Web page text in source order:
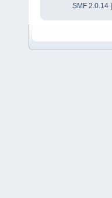
SMF 2.0.14|